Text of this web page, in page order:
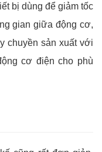
bị dùng để giảm tốc
gian giữa động cơ,
chuyền sản xuất với
cơ điện cho phù